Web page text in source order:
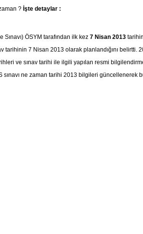
? İşte detaylar :
ÖSYM tarafından ilk kez 7 Nisan 2013
tarihinin 7 Nisan 2013 olarak planlandığını belirtti.
ve sınav tarihi ile ilgili yapılan resmi
sınavı ne zaman tarihi 2013 bilgileri güncellenerek